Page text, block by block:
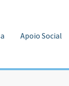
Apoio Social